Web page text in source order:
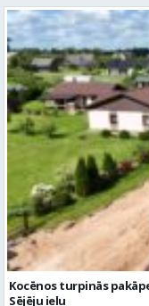
Kocēnos turpinās
Sējēju ielu